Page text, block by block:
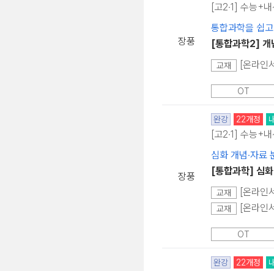
장풍
[고2·1] 수능+
통합과학을 쉽
[통합과학2] 개
교재 [온라인
OT
장풍
완강 22개정
[고2·1] 수능+
심화 개념·자료
[통합과학] 심
교재 [온라인
교재 [온라인
OT
완강 22개정